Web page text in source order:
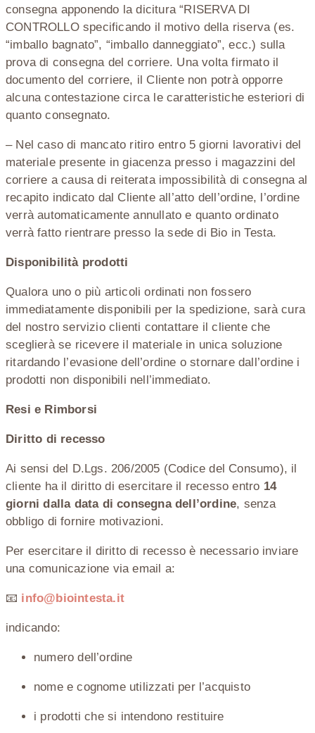
consegna apponendo la dicitura “RISERVA DI
CONTROLLO specificando il motivo della riserva (es.
“imballo bagnato”, “imballo danneggiato”, ecc.) sulla
prova di consegna del corriere. Una volta firmato il
documento del corriere, il Cliente non potrà opporre
alcuna contestazione circa le caratteristiche esteriori di
quanto consegnato.
– Nel caso di mancato ritiro entro 5 giorni lavorativi del
materiale presente in giacenza presso i magazzini del
corriere a causa di reiterata impossibilità di consegna al
recapito indicato dal Cliente all’atto dell’ordine, l’ordine
verrà automaticamente annullato e quanto ordinato
verrà fatto rientrare presso la sede di Bio in Testa.
Disponibilità prodotti
Qualora uno o più articoli ordinati non fossero
immediatamente disponibili per la spedizione, sarà cura
del nostro servizio clienti contattare il cliente che
sceglierà se ricevere il materiale in unica soluzione
ritardando l’evasione dell’ordine o stornare dall’ordine i
prodotti non disponibili nell’immediato.
Resi e Rimborsi
Diritto di recesso
Ai sensi del D.Lgs. 206/2005 (Codice del Consumo), il
cliente ha il diritto di esercitare il recesso entro 14
giorni dalla data di consegna dell’ordine, senza
obbligo di fornire motivazioni.
Per esercitare il diritto di recesso è necessario inviare
una comunicazione via email a:
📧 info@biointesta.it
indicando:
numero dell’ordine
nome e cognome utilizzati per l’acquisto
i prodotti che si intendono restituire